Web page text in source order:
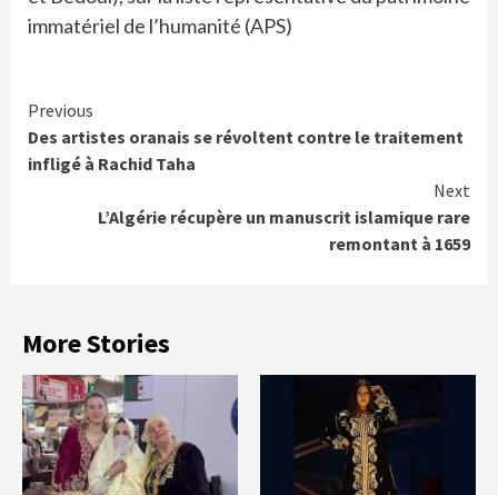
immatériel de l’humanité (APS)
Continue
Reading
Previous
Des artistes oranais se révoltent contre le traitement
infligé à Rachid Taha
Next
L’Algérie récupère un manuscrit islamique rare
remontant à 1659
More Stories